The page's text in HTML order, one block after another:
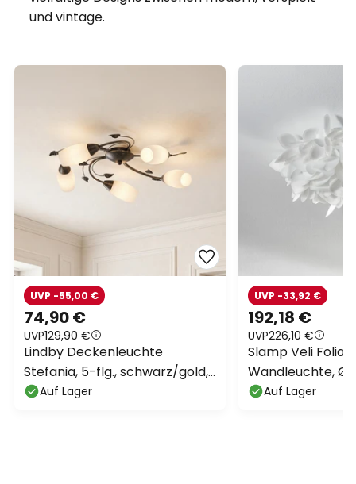
und vintage.
74,90 €
UVP129,90 €
UVP -55,00 €
Lindby Deckenleuchte
Stefania, 5-flg., schwarz/gold,
Ø58cm
Auf Lager
192,18 €
UVP226,10 €
UVP -33,92 €
Slamp Veli
Wandleuchte, Ø
Auf Lager